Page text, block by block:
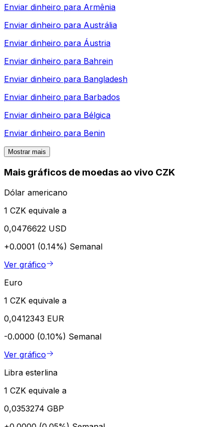
Enviar dinheiro para Armênia
Enviar dinheiro para Austrália
Enviar dinheiro para Áustria
Enviar dinheiro para Bahrein
Enviar dinheiro para Bangladesh
Enviar dinheiro para Barbados
Enviar dinheiro para Bélgica
Enviar dinheiro para Benin
Mostrar mais
Mais gráficos de moedas ao vivo CZK
Dólar americano
1 CZK equivale a
0,0476622 USD
+0.0001 (0.14%) Semanal
Ver gráfico
Euro
1 CZK equivale a
0,0412343 EUR
-0.0000 (0.10%) Semanal
Ver gráfico
Libra esterlina
1 CZK equivale a
0,0353274 GBP